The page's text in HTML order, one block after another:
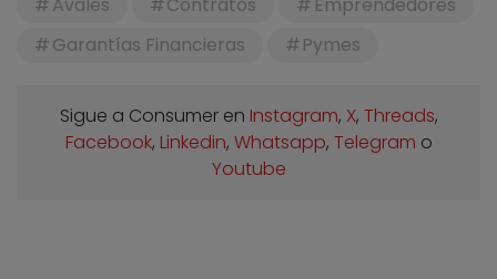
Garantías Financieras
Pymes
Sigue a Consumer en Instagram, X, Threads,
Facebook, Linkedin, Whatsapp, Telegram o
Youtube